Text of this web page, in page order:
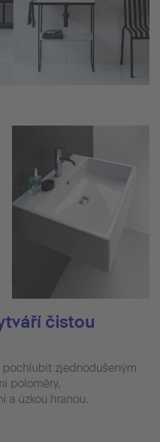
čistou
pochlubit zjednodušeným
poloměry,
a úzkou hranou.